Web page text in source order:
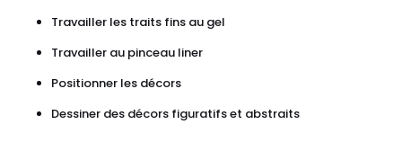
Travailler les traits fins au gel
Travailler au pinceau liner
Positionner les décors
Dessiner des décors figuratifs et abstraits